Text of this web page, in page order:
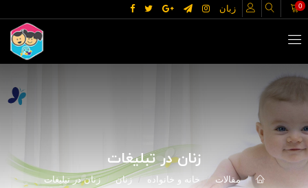
زبان 0
زنان در تبلیغات
مقالات خانه و خانواده زنان زنان در تبلیغات